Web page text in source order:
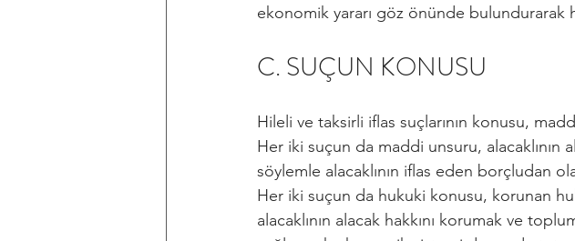
ekonomik yararı göz önünde bulundurarak
C. SUÇUN KONUSU
Hileli ve taksirli iflas suçlarının konusu,
Her iki suçun da maddi unsuru, alacaklının
söylemle alacaklının iflas eden borçludan
Her iki suçun da hukuki konusu, korunan
alacaklının alacak hakkını korumak ve